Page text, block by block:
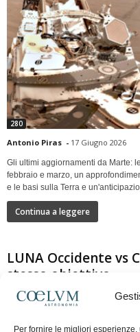
Per fornire le migliori
280
Antonio Piras - 17 Giugno 2026
Gli ultimi aggiornamenti da Marte:
febbraio e marzo, un
e le basi sulla Terra e
Continua a leggere
LUNA Occidente vs
stesso obiettivo